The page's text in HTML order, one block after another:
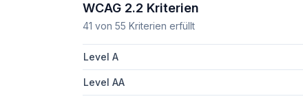
WCAG 2.2 Kriterien
41 von 55 Kriterien erfüllt
Level A
Level AA